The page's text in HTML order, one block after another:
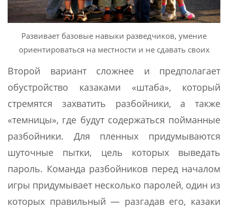
Развивает базовые навыки разведчиков, умение
ориентироваться на местности и не сдавать своих
Второй вариант сложнее и предполагает
обустройство казаками «штаба», который
стремятся захватить разбойники, а также
«темницы», где будут содержаться пойманные
разбойники. Для пленных придумываются
шуточные пытки, цель которых выведать
пароль. Команда разбойников перед началом
игры придумывает несколько паролей, один из
которых правильный — разгадав его, казаки